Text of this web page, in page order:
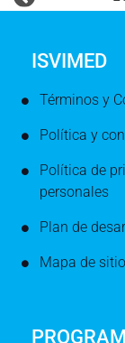
ISVIMED
Términos y
Política y
Política de
personales
Plan de
Mapa de sitio